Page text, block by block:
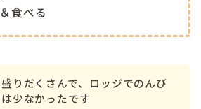
食べる
りだくさんで、ロッジでのんび
少なかったです